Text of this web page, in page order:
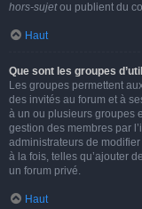
hors-sujetou publient du
Haut
Que sont les groupes
Les groupes permettent
des invités au forum et à
à un ou plusieurs groupes
gestion des membres par
administrateurs de
à la fois, telles qu’ajouter
un forum privé.
Haut